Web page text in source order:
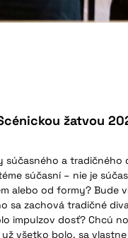
žatvou
súčasného a tradičného
súčasní – nie je
alebo od formy? Bude
sa zachová tradičné
impulzov dosť? Chcú
všetko bolo, sa